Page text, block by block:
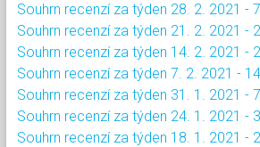
Souhrn recenzí za týden 28. 2. 2021 -
Souhrn recenzí za týden 21. 2. 2021 -
Souhrn recenzí za týden 14. 2. 2021 -
Souhrn recenzí za týden 7. 2. 2021 -
Souhrn recenzí za týden 31. 1. 2021 -
Souhrn recenzí za týden 24. 1. 2021 -
Souhrn recenzí za týden 18. 1. 2021 -